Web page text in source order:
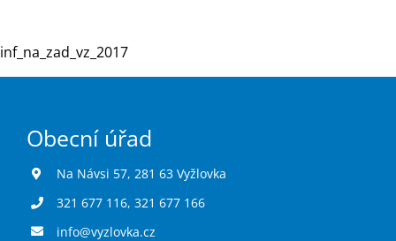
Hlášení závad
inf_na_zad_vz_2017
Obecní úřad
Na Návsi 57, 281 63 Vyžlovka
321 677 116, 321 677 166
info@vyzlovka.cz